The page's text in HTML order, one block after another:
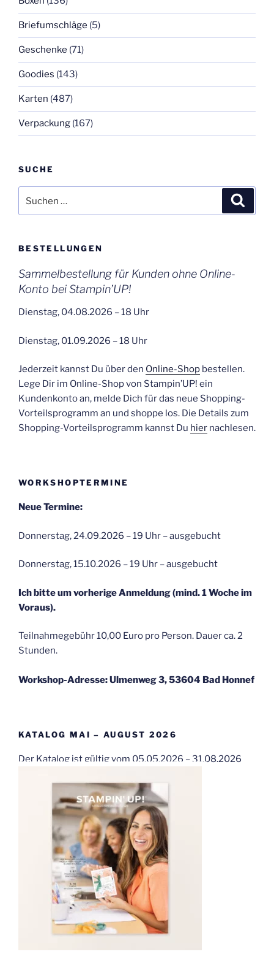
Briefumschläge (5)
Geschenke (71)
Goodies (143)
Karten (487)
Verpackung (167)
SUCHE
nach:
BESTELLUNGEN
Sammelbestellung für Kunden ohne Online-
Konto bei Stampin’UP!
Dienstag, 04.08.2026 – 18 Uhr
Dienstag, 01.09.2026 – 18 Uhr
Jederzeit kannst Du über den Online-Shop bestellen.
Lege Dir im Online-Shop von Stampin’UP! ein
Kundenkonto an, melde Dich für das neue Shopping-
Vorteilsprogramm an und shoppe los. Die Details zum
Shopping-Vorteilsprogramm kannst Du hier nachlesen.
WORKSHOPTERMINE
Neue Termine:
Donnerstag, 24.09.2026 – 19 Uhr – ausgebucht
Donnerstag, 15.10.2026 – 19 Uhr – ausgebucht
Ich bitte um vorherige Anmeldung (mind. 1 Woche im
Voraus).
Teilnahmegebühr 10,00 Euro pro Person. Dauer ca. 2
Stunden.
Workshop-Adresse: Ulmenweg 3, 53604 Bad Honnef
KATALOG MAI – AUGUST 2026
Der Katalog ist gültig vom 05.05.2026 – 31.08.2026